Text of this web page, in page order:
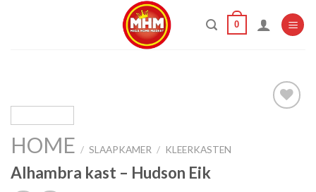
0
HOME / SLAAPKAMER / KLEERKASTEN
Alhambra kast – Hudson Eik